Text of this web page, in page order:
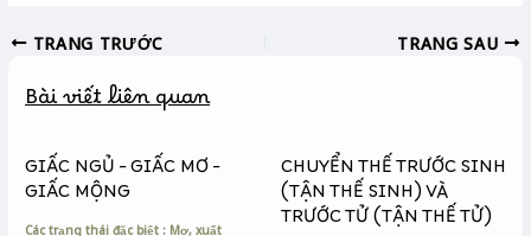
e
o
k
s
n
e
r
y
i
k
TRANG TRƯỚC TRANG SAU
Bài viết liên quan
GIẤC NGỦ – GIẤC MƠ –
GIẤC MỘNG
Các trạng thái đặc biệt : Mơ, xuất
CHUYỂN THẾ TRƯỚC SINH
(TẬN THẾ SINH) VÀ
TRƯỚC TỬ (TẬN THẾ TỬ)